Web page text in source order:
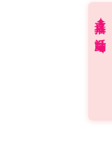
直播✦活動